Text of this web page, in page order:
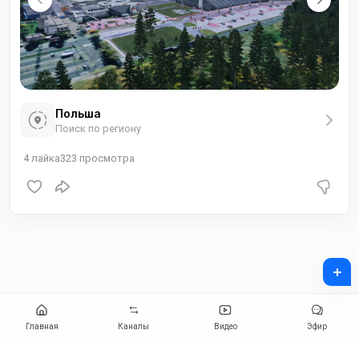
Польша
Поиск по региону
4лайка323 просмотра
Главная Каналы Видео Эфир
+